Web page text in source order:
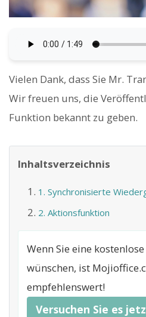
Vielen Dank, dass Sie Mr.
Wir freuen uns, die
Funktion bekannt zu geben.
Inhaltsverzeichnis
1. Synchronisierte
2. Aktionsfunktion
Wenn Sie eine
wünschen, ist
empfehlenswert!
Versuchen Sie es